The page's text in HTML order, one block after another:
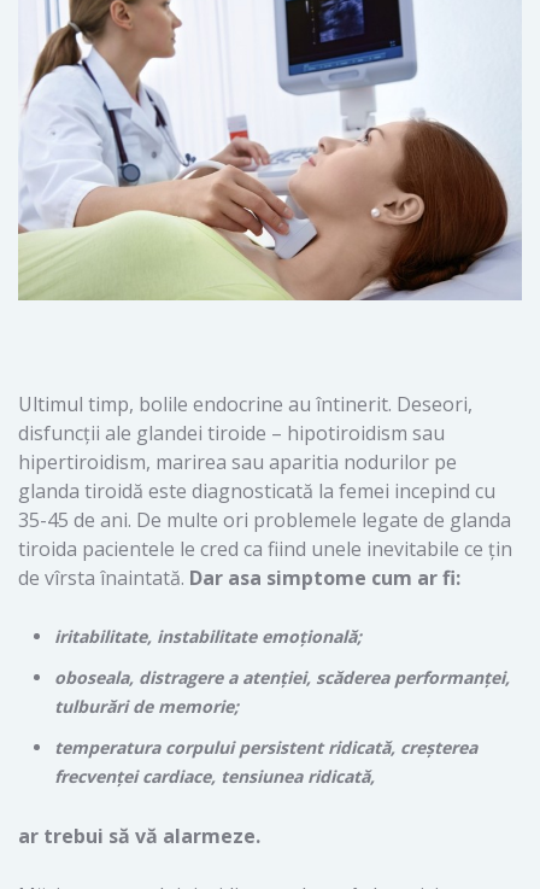
Ultimul timp, bolile endocrine au întinerit. Deseori,
disfuncții ale glandei tiroide – hipotiroidism sau
hipertiroidism, marirea sau aparitia nodurilor pe
glanda tiroidă este diagnosticată la femei incepind cu
35-45 de ani. De multe ori problemele legate de glanda
tiroida pacientele le cred ca fiind unele inevitabile ce ţin
de vîrsta înaintată. Dar asa simptome cum ar fi:
iritabilitate, instabilitate emoțională;
oboseala, distragere a atenției, scăderea performanței,
tulburări de memorie;
temperatura corpului persistent ridicată, creșterea
frecvenței cardiace, tensiunea ridicată,
ar trebui să vă alarmeze.